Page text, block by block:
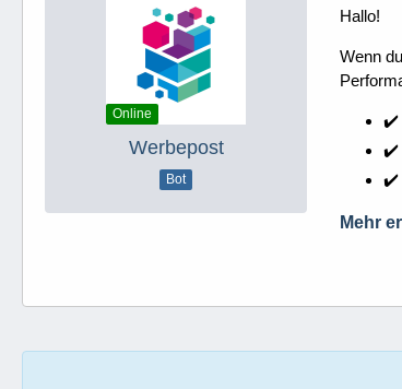
Online
Werbepost
Bot
Hallo!
Wenn
✔️
✔️
✔️
Mehr